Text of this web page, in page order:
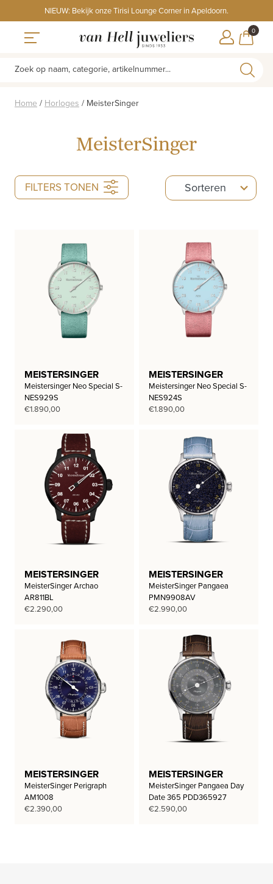
to
content
NIEUW: Bekijk onze Tirisi Lounge Corner in Apeldoorn.
0
Zoek op naam, categorie, artikelnummer...
Home / Horloges / MeisterSinger
MeisterSinger
FILTERS TONEN Sorteren
5
results
MEISTERSINGER
Meistersinger Neo Special S-
NES929S
€1.890,00
MEISTERSINGER
Meistersinger Neo Special S-
NES924S
€1.890,00
MEISTERSINGER
MeisterSinger Archao
AR811BL
€2.290,00
MEISTERSINGER
MeisterSinger Pangaea
PMN9908AV
€2.990,00
MEISTERSINGER
MeisterSinger Perigraph
AM1008
€2.390,00
MEISTERSINGER
MeisterSinger Pangaea Day
Date 365 PDD365927
€2.590,00